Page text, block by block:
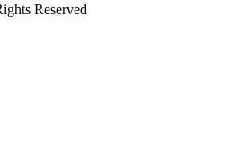
Reserved